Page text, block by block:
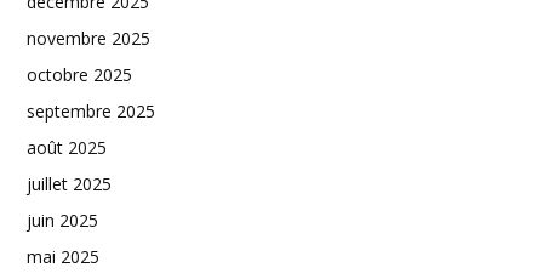
novembre 2025
octobre 2025
septembre 2025
août 2025
juillet 2025
juin 2025
mai 2025